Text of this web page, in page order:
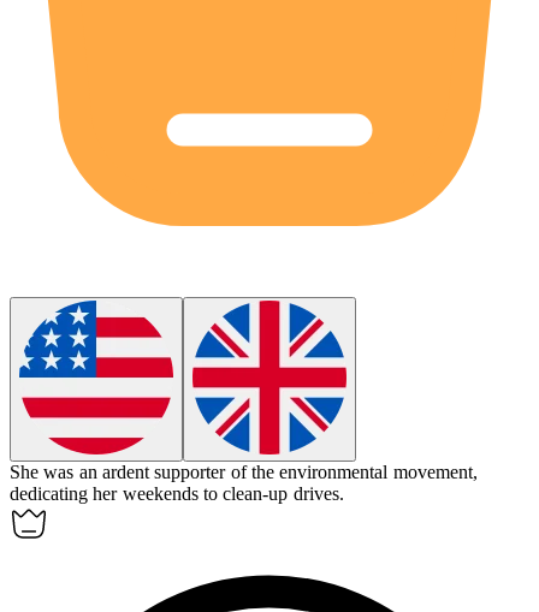
She was an ardent supporter of the environmental movement,
dedicating her weekends to clean-up drives.